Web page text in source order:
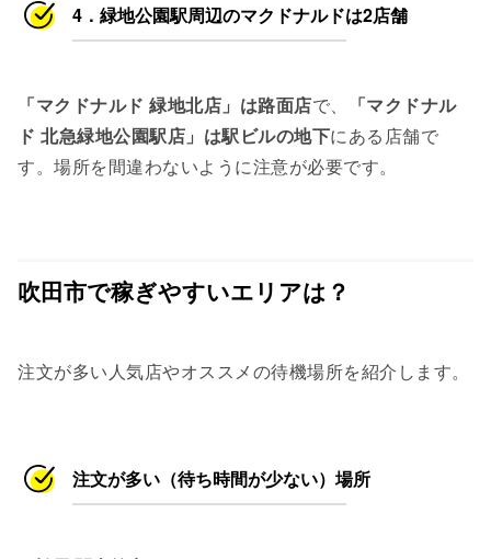
4．緑地公園駅周辺のマクドナルドは2店舗
「マクドナルド 緑地北店」は路面店で、
「マクドナル
ド 北急緑地公園駅店」は駅ビルの地下にある店舗で
す。場所を間違わないように注意が必要です。
吹田市で稼ぎやすいエリアは？
注文が多い人気店やオススメの待機場所を紹介します。
注文が多い（待ち時間が少ない）場所